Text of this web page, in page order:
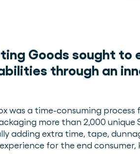
Goods sought
through an
was a time-consuming
more than 2,000 unique
adding extra time, tape,
for the end consumer,